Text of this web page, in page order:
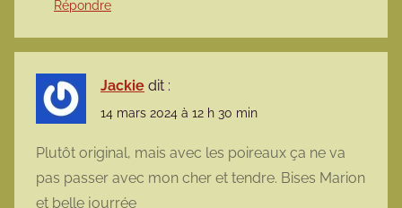
Répondre
Jackie dit :
14 mars 2024 à 12 h 30 min
Plutôt original, mais avec les poireaux ça ne va
pas passer avec mon cher et tendre. Bises Marion
et belle jourrée